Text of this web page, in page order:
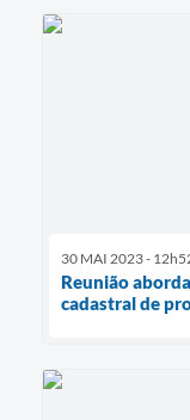
30 MAI 2023 -
Reunião
cadastral de